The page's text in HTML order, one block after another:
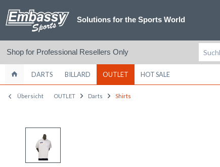
Solutions for the Sports World
Shop for Professional Resellers Only
DARTS BILLARD OUTLET HOT SALE
Übersicht OUTLET Darts Shirts